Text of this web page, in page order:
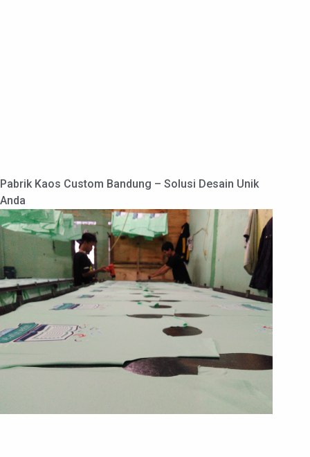
Pabrik Kaos Custom Bandung – Solusi Desain Unik
Anda